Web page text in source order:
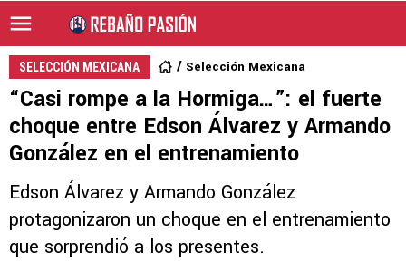
SELECCIÓN MEXICANA Selección Mexicana
“Casi rompe a la Hormiga…”: el fuerte
choque entre Edson Álvarez y Armando
González en el entrenamiento
Edson Álvarez y Armando González
protagonizaron un choque en el entrenamiento
que sorprendió a los presentes.